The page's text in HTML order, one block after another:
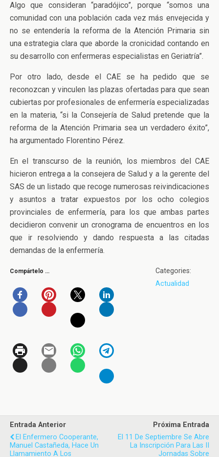
Algo que consideran “paradójico”, porque “somos una
comunidad con una población cada vez más envejecida y
no se entendería la reforma de la Atención Primaria sin
una estrategia clara que aborde la cronicidad contando en
su desarrollo con enfermeras especialistas en Geriatría”.
Por otro lado, desde el CAE se ha pedido que se
reconozcan y vinculen las plazas ofertadas para que sean
cubiertas por profesionales de enfermería especializadas
en la materia, “si la Consejería de Salud pretende que la
reforma de la Atención Primaria sea un verdadero éxito”,
ha argumentado Florentino Pérez.
En el transcurso de la reunión, los miembros del CAE
hicieron entrega a la consejera de Salud y a la gerente del
SAS de un listado que recoge numerosas reivindicaciones
y asuntos a tratar expuestos por los ocho colegios
provinciales de enfermería, para los que ambas partes
decidieron convenir un cronograma de encuentros en los
que ir resolviendo y dando respuesta a las citadas
demandas de la enfermería.
Compártelo …
Categories:
Actualidad
Entrada Anterior
El Enfermero Cooperante,
Manuel Castañeda, Hace Un
Llamamiento A Los
Próxima Entrada
El 11 De Septiembre Se Abre
La Inscripción Para Las II
Jornadas Sobre